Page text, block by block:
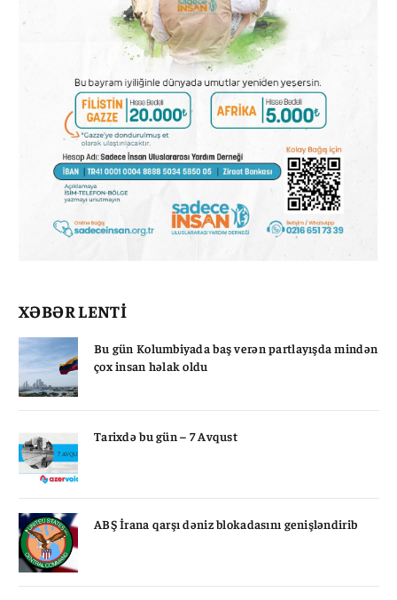
XƏBƏR LENTİ
Bu gün Kolumbiyada baş verən partlayışda mindən
çox insan həlak oldu
Tarixdə bu gün – 7 Avqust
ABŞ İrana qarşı dəniz blokadasını genişləndirib